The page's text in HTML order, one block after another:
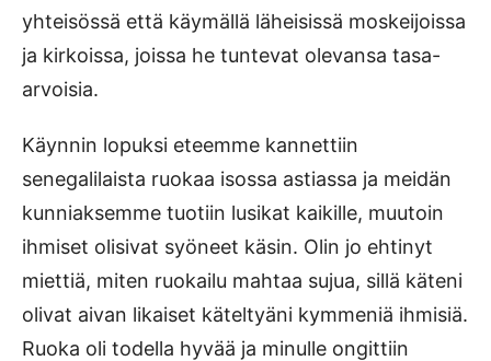
yhteisössä että käymällä läheisissä moskeijoissa
ja kirkoissa, joissa he tuntevat olevansa tasa-
arvoisia.
Käynnin lopuksi eteemme kannettiin
senegalilaista ruokaa isossa astiassa ja meidän
kunniaksemme tuotiin lusikat kaikille, muutoin
ihmiset olisivat syöneet käsin. Olin jo ehtinyt
miettiä, miten ruokailu mahtaa sujua, sillä käteni
olivat aivan likaiset käteltyäni kymmeniä ihmisiä.
Ruoka oli todella hyvää ja minulle ongittiin